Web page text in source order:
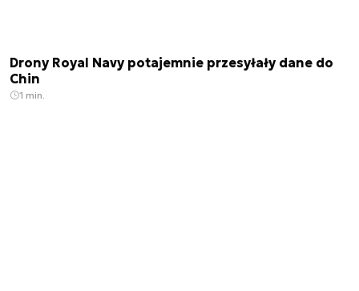
Drony Royal Navy potajemnie przesyłały dane do
Chin
1 min.